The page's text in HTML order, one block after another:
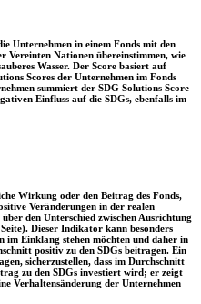
Unternehmen in einem Fonds mit den
Vereinten Nationen übereinstimmen, wie
Wasser. Der Score basiert auf
Scores der Unternehmen im Fonds
summiert der SDG Solutions Score
Einfluss auf die SDGs, ebenfalls im
Wirkung oder den Beitrag des Fonds,
Veränderungen in der realen
den Unterschied zwischen Ausrichtung
Dieser Indikator kann besonders
Einklang stehen möchten und daher in
positiv zu den SDGs beitragen. Ein
sicherzustellen, dass im Durchschnitt
zu den SDGs investiert wird; er zeigt
Verhaltensänderung der Unternehmen